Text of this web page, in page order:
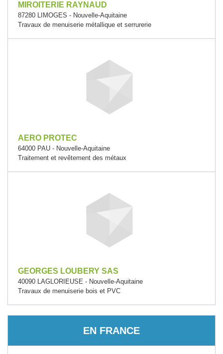
MIROITERIE RAYNAUD
87280 LIMOGES - Nouvelle-Aquitaine
Travaux de menuiserie métallique et serrurerie
AERO PROTEC
64000 PAU - Nouvelle-Aquitaine
Traitement et revêtement des métaux
GEORGES LOUBERY SAS
40090 LAGLORIEUSE - Nouvelle-Aquitaine
Travaux de menuiserie bois et PVC
EN FRANCE